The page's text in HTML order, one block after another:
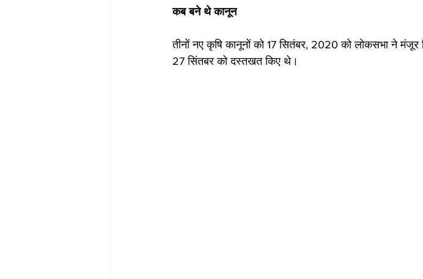
कब बने थे कानून
तीनों नए कृषि कानूनों को 17 सितंबर, 2020 को लोकसभा ने मंजूर
27 सिंतबर को दस्तखत किए थे।